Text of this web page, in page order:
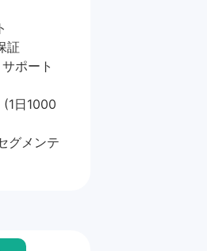
証
ポート
(1日1000
グメンテ